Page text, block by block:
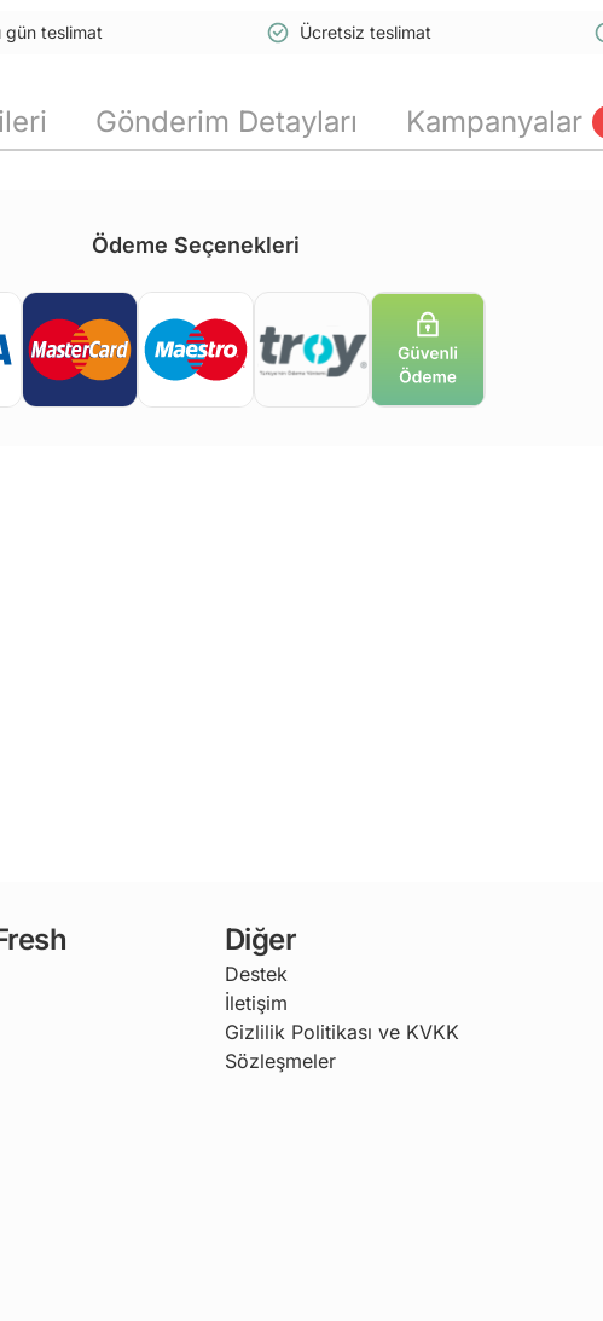
gün teslimat Ücretsiz teslimat
Gönderim Detayları Kampanyalar
Ödeme Seçenekleri
Diğer
Destek
İletişim
Gizlilik Politikası ve KVKK
Sözleşmeler